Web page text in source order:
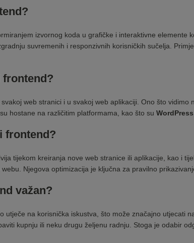
izvornog koda u grafičke i interaktivne
suvremenih i responzivnih korisničkih sučelja.
web stranici i u svakoj web aplikaciji. Ono što
hostane na različitim platformama, kao što su
frontend?
tijekom kreiranja nove web stranice ili aplikacije, kao i
Njegova optimizacija je ključna za pravilno
važan?
utječe na korisnička iskustva, što može značajno utjecati
kupnju ili neku drugu željenu radnju. Stoga je odabir